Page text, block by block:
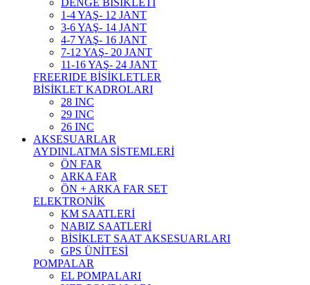
DENGE BİSİKLETİ
1-4 YAŞ- 12 JANT
3-6 YAŞ- 14 JANT
4-7 YAŞ- 16 JANT
7-12 YAŞ- 20 JANT
11-16 YAŞ- 24 JANT
FREERIDE BİSİKLETLER
BİSİKLET KADROLARI
28 INC
29 INC
26 INC
AKSESUARLAR
AYDINLATMA SİSTEMLERİ
ÖN FAR
ARKA FAR
ÖN + ARKA FAR SET
ELEKTRONİK
KM SAATLERİ
NABIZ SAATLERİ
BİSİKLET SAAT AKSESUARLARI
GPS ÜNİTESİ
POMPALAR
EL POMPALARI